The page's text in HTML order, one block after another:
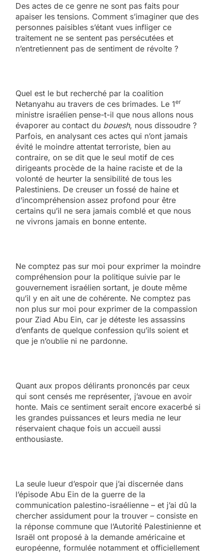
Des actes de ce genre ne sont pas faits pour
apaiser les tensions. Comment s’imaginer que des
personnes paisibles s’étant vues infliger ce
traitement ne se sentent pas persécutées et
n’entretiennent pas de sentiment de révolte ?
Quel est le but recherché par la coalition
Netanyahu au travers de ces brimades. Le 1er
ministre israélien pense-t-il que nous allons nous
évaporer au contact du bouesh, nous dissoudre ?
Parfois, en analysant ces actes qui n’ont jamais
évité le moindre attentat terroriste, bien au
contraire, on se dit que le seul motif de ces
dirigeants procède de la haine raciste et de la
volonté de heurter la sensibilité de tous les
Palestiniens. De creuser un fossé de haine et
d’incompréhension assez profond pour être
certains qu’il ne sera jamais comblé et que nous
ne vivrons jamais en bonne entente.
Ne comptez pas sur moi pour exprimer la moindre
compréhension pour la politique suivie par le
gouvernement israélien sortant, je doute même
qu’il y en ait une de cohérente. Ne comptez pas
non plus sur moi pour exprimer de la compassion
pour Ziad Abu Ein, car je déteste les assassins
d’enfants de quelque confession qu’ils soient et
que je n’oublie ni ne pardonne.
Quant aux propos délirants prononcés par ceux
qui sont censés me représenter, j’avoue en avoir
honte. Mais ce sentiment serait encore exacerbé si
les grandes puissances et leurs media ne leur
réservaient chaque fois un accueil aussi
enthousiaste.
La seule lueur d’espoir que j’ai discernée dans
l’épisode Abu Ein de la guerre de la
communication palestino-israélienne – et j’ai dû la
chercher assidument pour la trouver – consiste en
la réponse commune que l’Autorité Palestinienne et
Israël ont proposé à la demande américaine et
européenne, formulée notamment et officiellement